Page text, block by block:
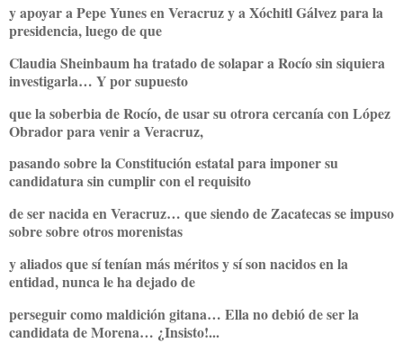
y apoyar a Pepe Yunes en Veracruz y a Xóchitl Gálvez para la
presidencia, luego de que
Claudia Sheinbaum ha tratado de solapar a Rocío sin siquiera
investigarla… Y por supuesto
que la soberbia de Rocío, de usar su otrora cercanía con López
Obrador para venir a Veracruz,
pasando sobre la Constitución estatal para imponer su
candidatura sin cumplir con el requisito
de ser nacida en Veracruz… que siendo de Zacatecas se impuso
sobre sobre otros morenistas
y aliados que sí tenían más méritos y sí son nacidos en la
entidad, nunca le ha dejado de
perseguir como maldición gitana… Ella no debió de ser la
candidata de Morena… ¿Insisto!...